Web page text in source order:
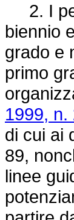
2. I
biennio
grado e
primo
1999, n.
di cui ai
89,
linee